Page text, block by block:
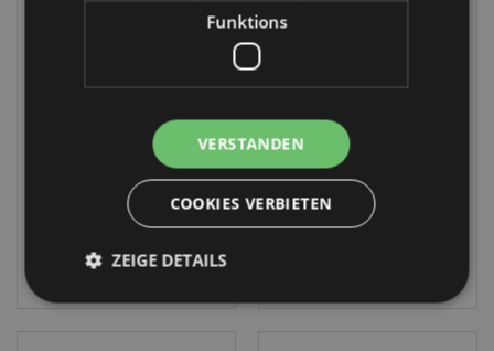
TSOCK02
3396 auf
ANMELDEN
TSOCK03
3240 auf
Funktions
VERSTANDEN
COOKIES VERBIETEN
ZEIGE DETAILS